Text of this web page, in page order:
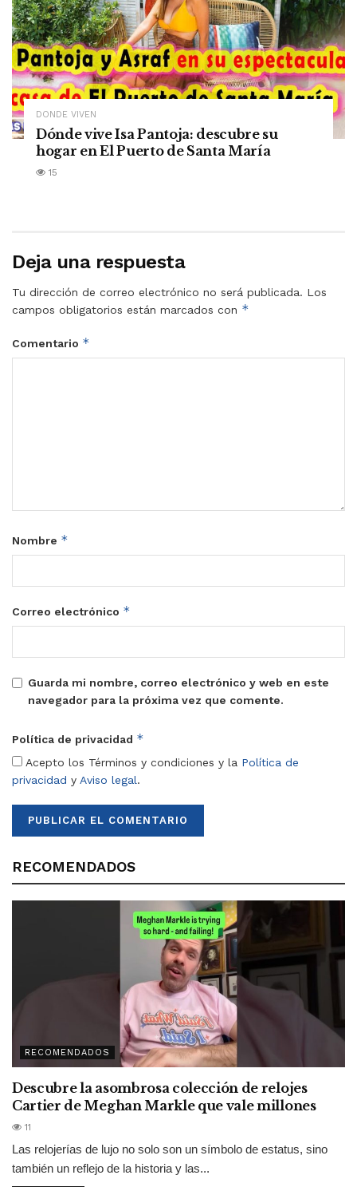
DONDE VIVEN
Dónde vive Isa Pantoja: descubre su
hogar en El Puerto de Santa María
15
Deja una respuesta
Tu dirección de correo electrónico no será publicada. Los
campos obligatorios están marcados con *
Comentario *
Nombre *
Correo electrónico *
Guarda mi nombre, correo electrónico y web en este
navegador para la próxima vez que comente.
Política de privacidad *
Acepto los Términos y condiciones y la Política de
privacidad y Aviso legal.
RECOMENDADOS
RECOMENDADOS
Descubre la asombrosa colección de relojes
Cartier de Meghan Markle que vale millones
11
Las relojerías de lujo no solo son un símbolo de estatus, sino
también un reflejo de la historia y las...